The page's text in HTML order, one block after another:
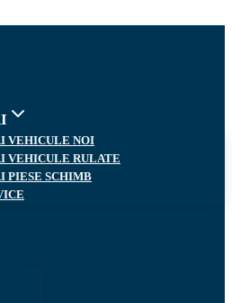
VEHICULE NOI
VEHICULE RULATE
PIESE SCHIMB